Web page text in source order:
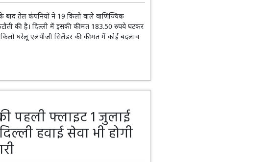
के बाद तेल कंपनियों ने 19 किलो वाले वाणिज्यिक
की है। दिल्ली में इसकी कीमत 183.50 रुपये घटकर
घरेलू एलपीजी सिलेंडर की कीमत में कोई बदलाव
पहली फ्लाइट 1 जुलाई
हवाई सेवा भी होगी